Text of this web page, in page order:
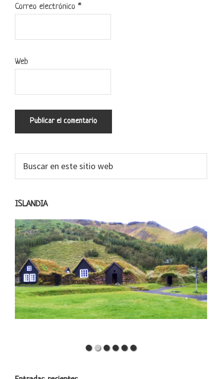
Correo electrónico *
Web
Barra
lateral
web
ISLANDIA